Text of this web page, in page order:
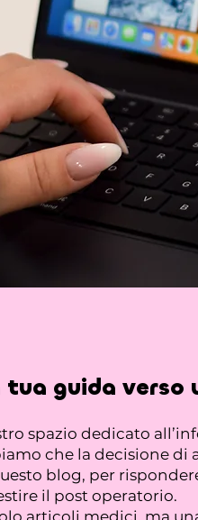
tua guida verso
spazio dedicato
che la decisione di
blog, per
il post operatorio.